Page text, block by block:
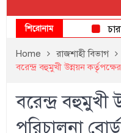
শিরোনাম
Home
রাজশাহী বিভাগ
বরেন্দ্র বহুমুখী উন্নয়ন
বরেন্দ্র বহুমুখী
পরিচালনা